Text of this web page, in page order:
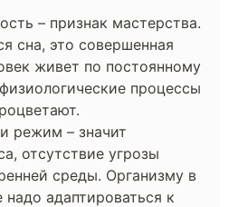
– признак мастерства.
сна, это совершенная
живет по постоянному
процессы
режим – значит
отсутствие угрозы
среды. Организму в
надо адаптироваться к